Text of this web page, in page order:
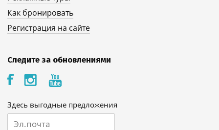
Как бронировать
Регистрация на сайте
Следите за обновлениями
Здесь выгодные предложения